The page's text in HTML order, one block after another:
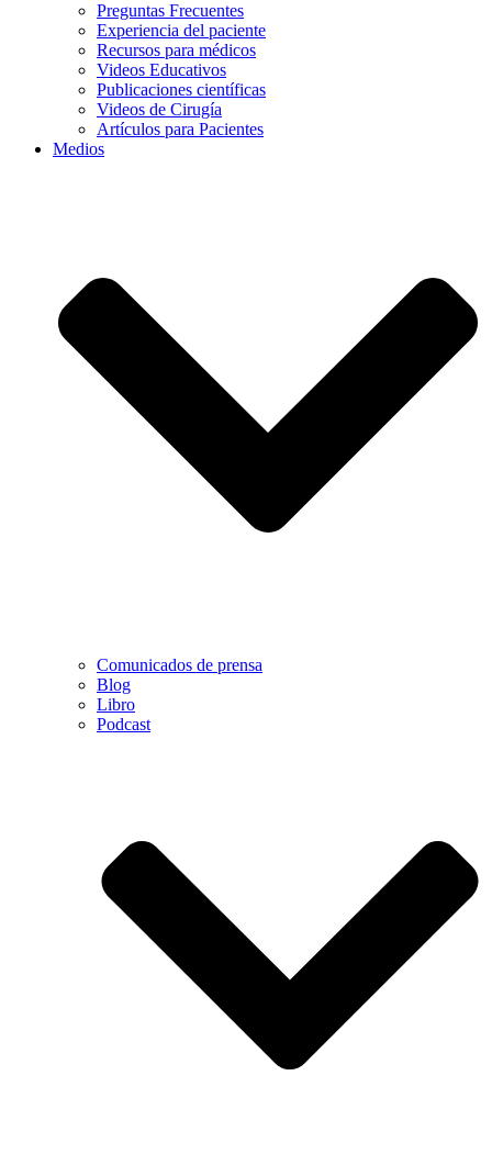
Preguntas Frecuentes
Experiencia del paciente
Recursos para médicos
Videos Educativos
Publicaciones científicas
Videos de Cirugía
Artículos para Pacientes
Medios
Comunicados de prensa
Blog
Libro
Podcast